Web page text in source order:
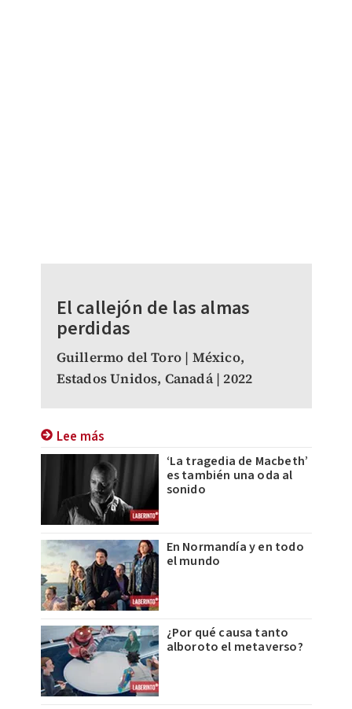
El callejón de las almas
perdidas
Guillermo del Toro | México,
Estados Unidos, Canadá | 2022
Lee más
‘La tragedia de Macbeth’
es también una oda al
sonido
En Normandía y en todo
el mundo
¿Por qué causa tanto
alboroto el metaverso?